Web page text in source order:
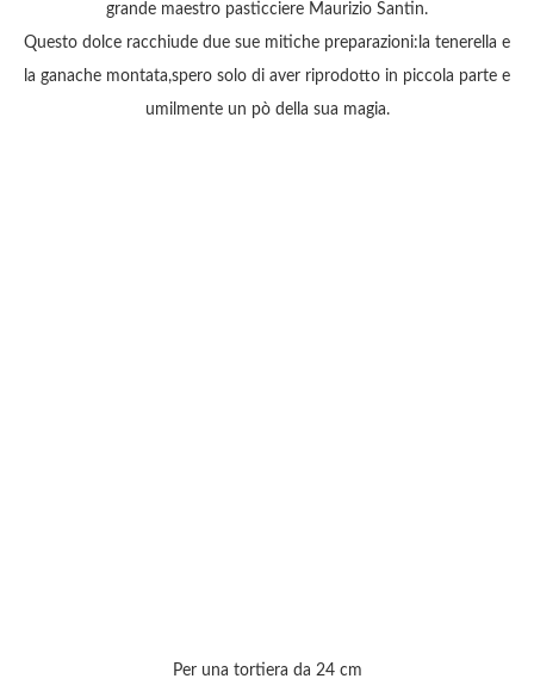
grande maestro pasticciere Maurizio Santin.
Questo dolce racchiude due sue mitiche preparazioni:la tenerella e
la ganache montata,spero solo di aver riprodotto in piccola parte e
umilmente un pò della sua magia.
Per una tortiera da 24 cm